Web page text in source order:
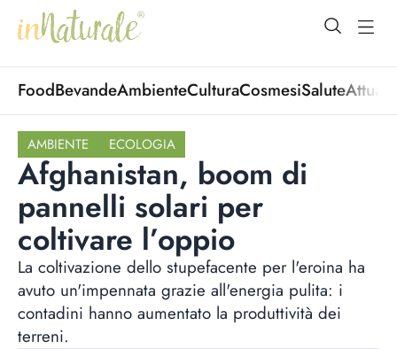
open
FoodBevandeAmbienteCulturaCosmesiSalute
AMBIENTE ECOLOGIA
Afghanistan, boom di
pannelli solari per
coltivare l’oppio
La coltivazione dello stupefacente per l'eroina ha
avuto un'impennata grazie all'energia pulita: i
contadini hanno aumentato la produttività dei
terreni.